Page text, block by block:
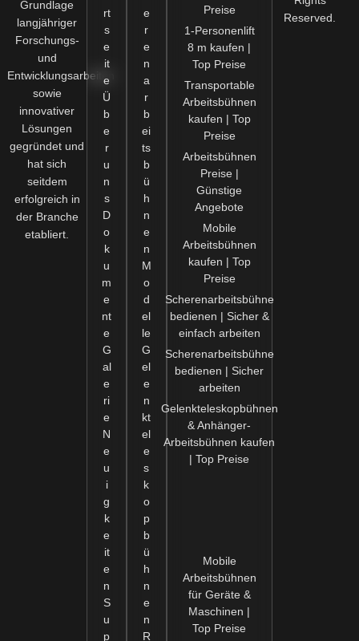
Grundlage
langjähriger
Forschungs-
und
Entwicklungsarbeiten
sowie
innovativer
Lösungen
gegründet und
hat sich
seitdem
erfolgreich in
der Branche
etabliert.
rt
s
e
it
e
Ü
b
e
r
u
n
s
D
o
k
u
m
e
nt
e
G
al
e
ri
e
N
e
u
i
g
k
e
it
e
n
S
u
p
e
r
e
n
a
r
b
ei
ts
b
ü
h
n
e
n
M
o
d
el
le
G
el
e
n
kt
el
e
s
k
o
p
b
ü
h
n
e
n
R
Preise
1-Personenlift
8 m kaufen |
Top Preise
Transportable
Arbeitsbühnen
kaufen | Top
Preise
Arbeitsbühnen
Preise |
Günstige
Angebote
Mobile
Arbeitsbühnen
kaufen | Top
Preise
Scherenarbeitsbühne
bedienen | Sicher &
einfach arbeiten
Scherenarbeitsbühne
bedienen | Sicher
arbeiten
Gelenkteleskopbühnen
& Anhänger-
Arbeitsbühnen kaufen
| Top Preise
Mobile
Arbeitsbühnen
für Geräte &
Maschinen |
Top Preise
Reserved.